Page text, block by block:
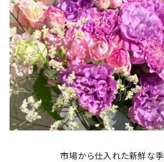
市場から仕入れた新鮮な